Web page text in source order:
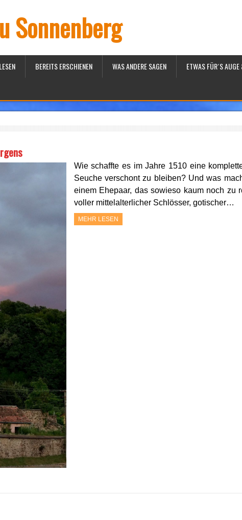
Sonnenberg
BEREITS ERSCHIENEN WAS ANDERE SAGEN ETWAS FÜR´S
Wie schaffte es im Jahre 1510 eine
Seuche verschont zu bleiben? Und was
einem Ehepaar, das sowieso kaum noch zu
voller mittelalterlicher Schlösser, gotischer…
MEHR LESEN